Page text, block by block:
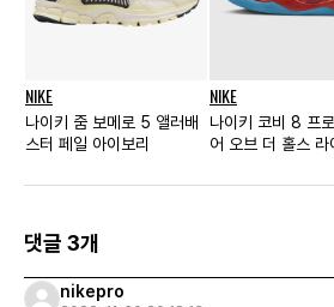
NIKE
나이키 줌 보메로 5 앨러배
스터 페일 아이보리
NIKE
나이키 코비 8 프
어 오브 더 홀스 라
댓글 3개
nikepro